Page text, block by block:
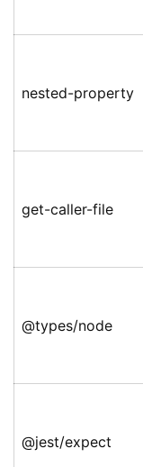
nested-property
get-caller-file
@types/node
@jest/expect